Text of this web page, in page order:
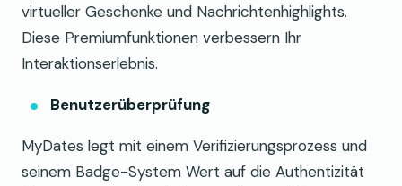
virtueller Geschenke und Nachrichtenhighlights.
Diese Premiumfunktionen verbessern Ihr
Interaktionserlebnis.
Benutzerüberprüfung
MyDates legt mit einem Verifizierungsprozess und
seinem Badge-System Wert auf die Authentizität